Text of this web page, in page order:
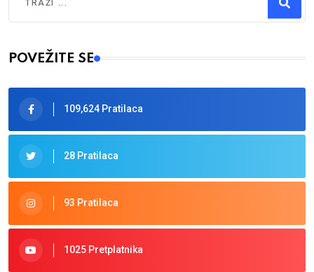
Type 2 or more characters for results.
POVEŽITE SE
109,624 Pratilaca
28 Pratilaca
93 Pratilaca
1025 Pretplatnika